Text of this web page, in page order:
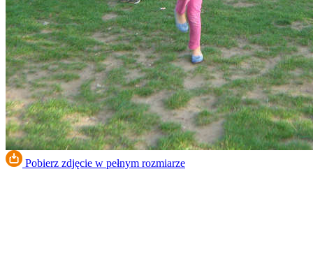
Pobierz zdjęcie w pełnym rozmiarze